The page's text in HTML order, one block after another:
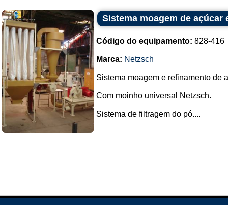
Sistema moagem de açúcar
Código do equipamento: 828-416
Marca: Netzsch
Sistema moagem e refinamento de
Com moinho universal Netzsch.
Sistema de filtragem do pó....